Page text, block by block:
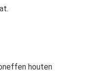
houten